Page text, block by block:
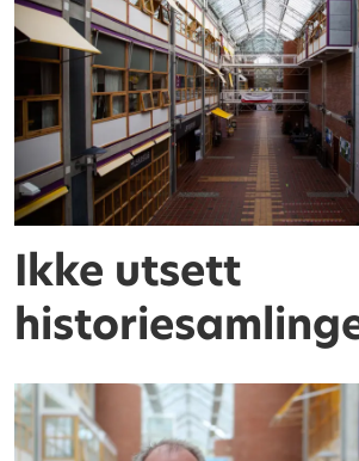
Ikke utsett